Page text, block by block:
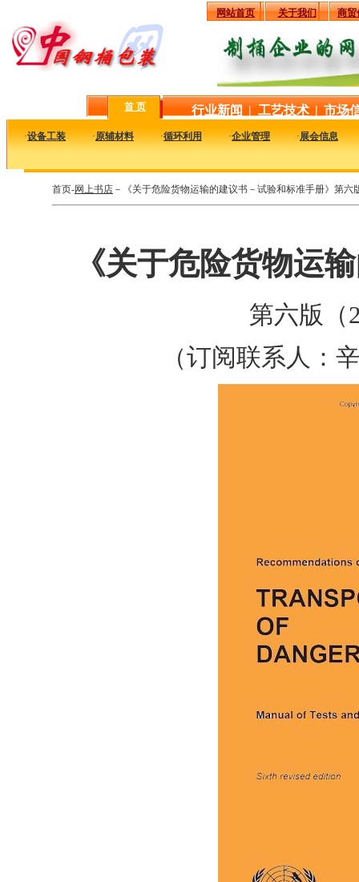
网站首页 关于我们 商贸
首 页 行业新闻 | 工艺技术 | 市场
·设备工装 ·原辅材料 ·循环利用 ·企业管理 ·展会信息
首页-网上书店 －《关于危险货物运输的建议书－试验和标准手册》第六
《关于危险货物运
第六版（
（订阅联系人：